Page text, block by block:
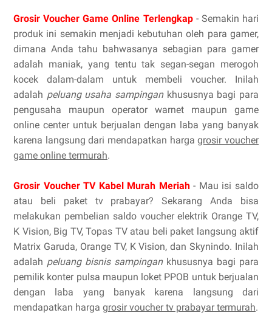
Grosir Voucher Game Online Terlengkap- Semakin hari
produk ini semakin menjadi kebutuhan oleh para gamer,
dimana Anda tahu bahwasanya sebagian para gamer
adalah maniak, yang tentu tak segan-segan merogoh
kocek dalam-dalam untuk membeli voucher. Inilah
adalah peluang usaha sampingankhususnya bagi para
pengusaha maupun operator warnet maupun game
online center untuk berjualan dengan laba yang banyak
karena langsung dari mendapatkan hargagrosir voucher
game online termurah.
Grosir Voucher TV Kabel Murah Meriah- Mau isi saldo
atau beli paket tv prabayar? Sekarang Anda bisa
melakukan pembelian saldo voucher elektrik Orange TV,
K Vision, Big TV, Topas TV atau beli paket langsung aktif
Matrix Garuda, Orange TV, K Vision, dan Skynindo. Inilah
adalah peluang bisnis sampingankhususnya bagi para
pemilik konter pulsa maupun loket PPOB untuk berjualan
dengan laba yang banyak karena langsung dari
mendapatkan harga grosir voucher tv prabayar termurah.